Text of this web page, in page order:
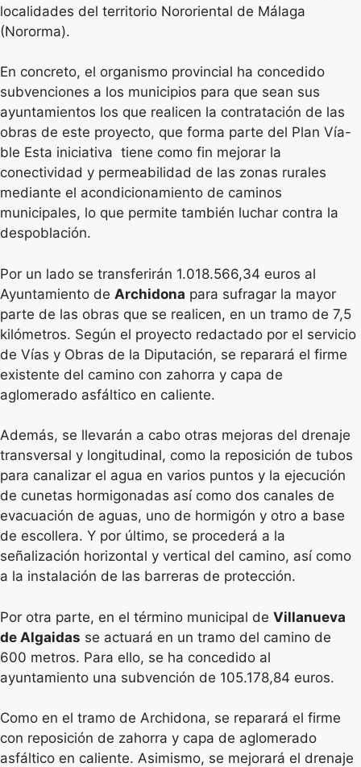
localidades del territorio Nororiental de Málaga
(Nororma).
En concreto, el organismo provincial ha concedido
subvenciones a los municipios para que sean sus
ayuntamientos los que realicen la contratación de las
obras de este proyecto, que forma parte del Plan Vía-
ble Esta iniciativa tiene como fin mejorar la
conectividad y permeabilidad de las zonas rurales
mediante el acondicionamiento de caminos
municipales, lo que permite también luchar contra la
despoblación.
Por un lado se transferirán 1.018.566,34 euros al
Ayuntamiento de Archidona para sufragar la mayor
parte de las obras que se realicen, en un tramo de 7,5
kilómetros. Según el proyecto redactado por el servicio
de Vías y Obras de la Diputación, se reparará el firme
existente del camino con zahorra y capa de
aglomerado asfáltico en caliente.
Además, se llevarán a cabo otras mejoras del drenaje
transversal y longitudinal, como la reposición de tubos
para canalizar el agua en varios puntos y la ejecución
de cunetas hormigonadas así como dos canales de
evacuación de aguas, uno de hormigón y otro a base
de escollera. Y por último, se procederá a la
señalización horizontal y vertical del camino, así como
a la instalación de las barreras de protección.
Por otra parte, en el término municipal de Villanueva
de Algaidas se actuará en un tramo del camino de
600 metros. Para ello, se ha concedido al
ayuntamiento una subvención de 105.178,84 euros.
Como en el tramo de Archidona, se reparará el firme
con reposición de zahorra y capa de aglomerado
asfáltico en caliente. Asimismo, se mejorará el drenaje